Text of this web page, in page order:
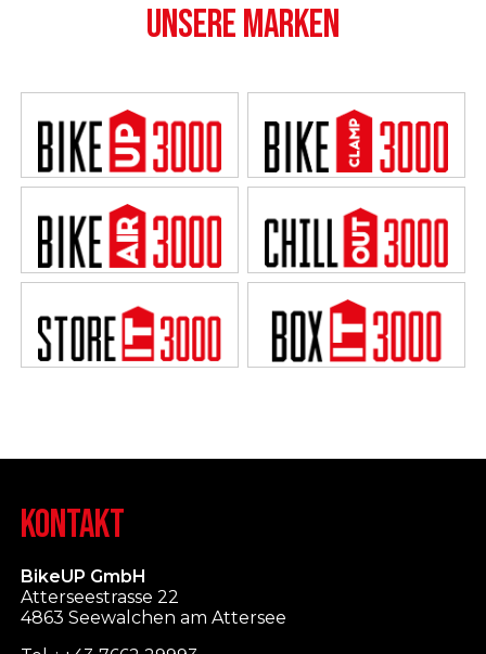
UNSERE MARKEN
KONTAKT
BikeUP GmbH
Atterseestrasse 22
4863 Seewalchen am Attersee